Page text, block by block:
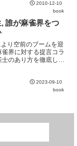
切なく、あくまでも単
見え方だけに絞った内
の出版物なので例題
だまだ素朴だが...
2010-12-10
book
誰が麻雀界をつ
り空前のブームを迎
雀界に対する提言コラ
士のあり方を徹底して
雀士とは一線を画して
の記事を再編集したも
2023-09-10
book